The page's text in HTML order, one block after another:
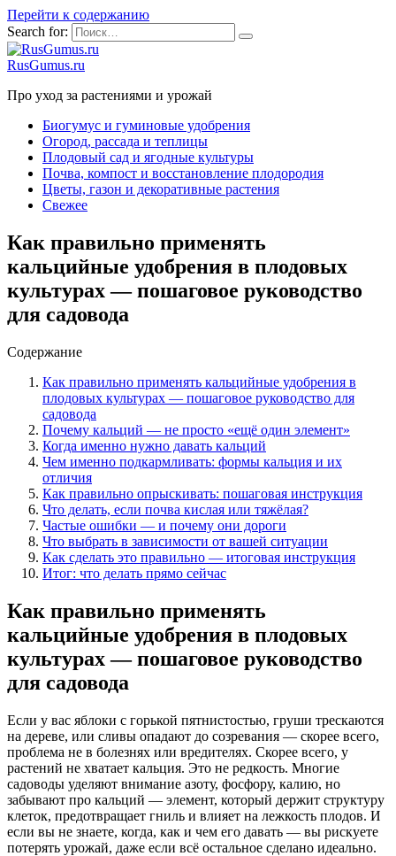
Перейти к содержанию
Search for:
RusGumus.ru
Про уход за растениями и урожай
Биогумус и гуминовые удобрения
Огород, рассада и теплицы
Плодовый сад и ягодные культуры
Почва, компост и восстановление плодородия
Цветы, газон и декоративные растения
Свежее
Как правильно применять
кальцийные удобрения в плодовых
культурах — пошаговое руководство
для садовода
Содержание
Как правильно применять кальцийные удобрения в
плодовых культурах — пошаговое руководство для
садовода
Почему кальций — не просто «ещё один элемент»
Когда именно нужно давать кальций
Чем именно подкармливать: формы кальция и их
отличия
Как правильно опрыскивать: пошаговая инструкция
Что делать, если почва кислая или тяжёлая?
Частые ошибки — и почему они дороги
Что выбрать в зависимости от вашей ситуации
Как сделать это правильно — итоговая инструкция
Итог: что делать прямо сейчас
Как правильно применять
кальцийные удобрения в плодовых
культурах — пошаговое руководство
для садовода
Если у вас яблоки с горькой пятнистостью, груши трескаются
на дереве, или сливы опадают до созревания — скорее всего,
проблема не в болезнях или вредителях. Скорее всего, у
растений не хватает кальция. Это не редкость. Многие
садоводы уделяют внимание азоту, фосфору, калию, но
забывают про кальций — элемент, который держит структуру
клеток, предотвращает гниль и влияет на лежкость плодов. И
если вы не знаете, когда, как и чем его давать — вы рискуете
потерять урожай, даже если всё остальное сделано идеально.